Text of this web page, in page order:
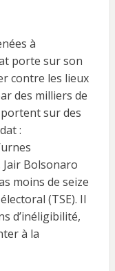
à
porte sur son
contre les lieux
des milliers de
sur des
:
Bolsonaro
moins de seize
(TSE). Il
d’inéligibilité,
à la